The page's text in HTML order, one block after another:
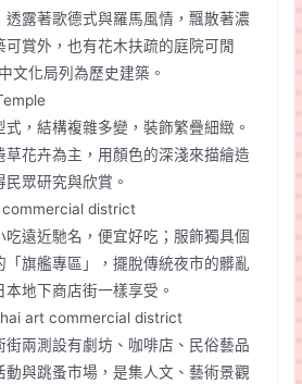
露著歌德式與羅馬風情，飄散著濃
賞外，也有花木扶疏的庭院可閒
文化局列為歷史建築。
，結構複雜多變，裝飾繁疊細緻。
花卉為主，用顏色的深淺來描繪造
眾研究與欣賞。
district
吃遠近馳名，便宜好吃；服飾獨具個
旗艦專區」，擺脫傳統夜市的髒亂
地下商店街一樣享受。
art commercial district
兩測設有劇坊、咖啡店、民俗藝品
動與跳蚤市場，是集人文、藝術景觀